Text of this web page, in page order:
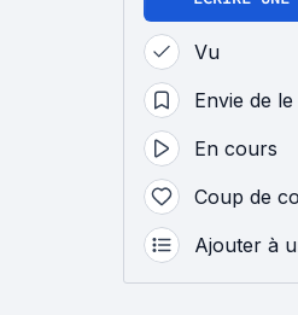
Vu
Envie de
En cours
Coup de
Ajouter à